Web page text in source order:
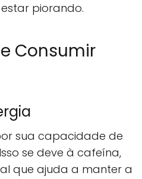
piorando.
Consumir
sua capacidade de
se deve à cafeína,
que ajuda a manter a